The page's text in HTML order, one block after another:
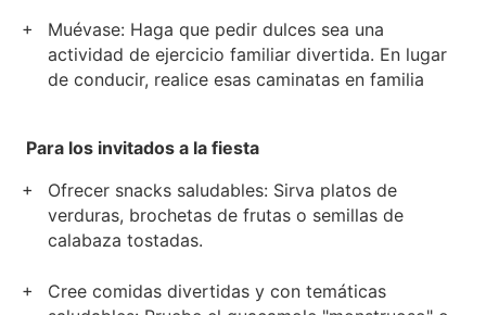
Muévase: Haga que pedir dulces sea una
actividad de ejercicio familiar divertida. En lugar
de conducir, realice esas caminatas en familia
Para los invitados a la fiesta
Ofrecer snacks saludables: Sirva platos de
verduras, brochetas de frutas o semillas de
calabaza tostadas.
Cree comidas divertidas y con temáticas